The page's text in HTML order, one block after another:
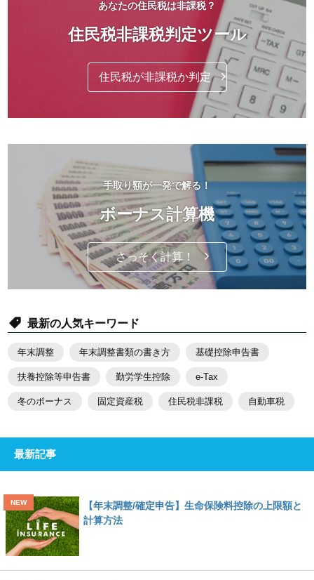
あなたの住民税は非課税？
住民税非課税判定ツール
住民税が非課税か判定
手取り額が一発で解る！
ボーナス計算機
さっそく計算！
最新の人気キーワード
年末調整 年末調整書類の書き方 基礎控除申告書
扶養控除等申告書 勤労学生控除 e-Tax
冬のボーナス 固定資産税 住民税非課税 自動車税
最新記事
【年末調整/確定申告】生命保険料控除の上限額と
計算方法